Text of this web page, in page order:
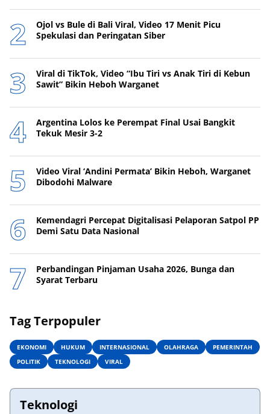
Ojol vs Bule di Bali Viral, Video 17 Menit Picu
Spekulasi dan Peringatan Siber
Viral di TikTok, Video “Ibu Tiri vs Anak Tiri di Kebun
Sawit” Bikin Heboh Warganet
Argentina Lolos ke Perempat Final Usai Bangkit
Tekuk Mesir 3-2
Video Viral ‘Andini Permata’ Bikin Heboh, Warganet
Dibodohi Malware
Kemendagri Percepat Digitalisasi Pelaporan Satpol PP
Demi Satu Data Nasional
Perbandingan Pinjaman Usaha 2026, Bunga dan
Syarat Terbaru
Tag Terpopuler
EKONOMI HUKUM INTERNASIONAL OLAHRAGA
PEMERINTAH
POLITIK
TEKNOLOGI VIRAL
Teknologi